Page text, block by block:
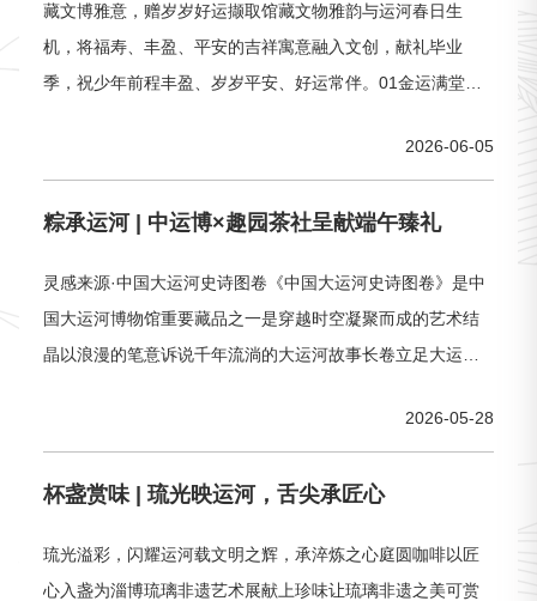
藏文博雅意，赠岁岁好运撷取馆藏文物雅韵与运河春日生
机，将福寿、丰盈、平安的吉祥寓意融入文创，献礼毕业
季，祝少年前程丰盈、岁岁平安、好运常伴。01金运满堂镀
润精致、色泽温润亮眼，立体浮雕纹路清晰细腻。荔枝寓意
寄少年心意，祝愿学子寒窗结硕果，前路鸿运加身、岁岁丰
2026-06-05
粽承运河 | 中运博×趣园茶社呈献端午臻礼
灵感来源·中国大运河史诗图卷《中国大运河史诗图卷》是中
国大运河博物馆重要藏品之一是穿越时空凝聚而成的艺术结
晶以浪漫的笔意诉说千年流淌的大运河故事长卷立足大运河
度描绘大运河的“前世今生”把散落分布的文化瑰宝串成“珍珠
博物馆×趣园茶社」联名端午粽趣礼盒，正式启幕！以粽为
2026-05-28
杯盏赏味 | 琉光映运河，舌尖承匠心
琉光溢彩，闪耀运河载文明之辉，承淬炼之心庭圆咖啡以匠
心入盏为淄博琉璃非遗艺术展献上珍味让琉璃非遗之美可赏